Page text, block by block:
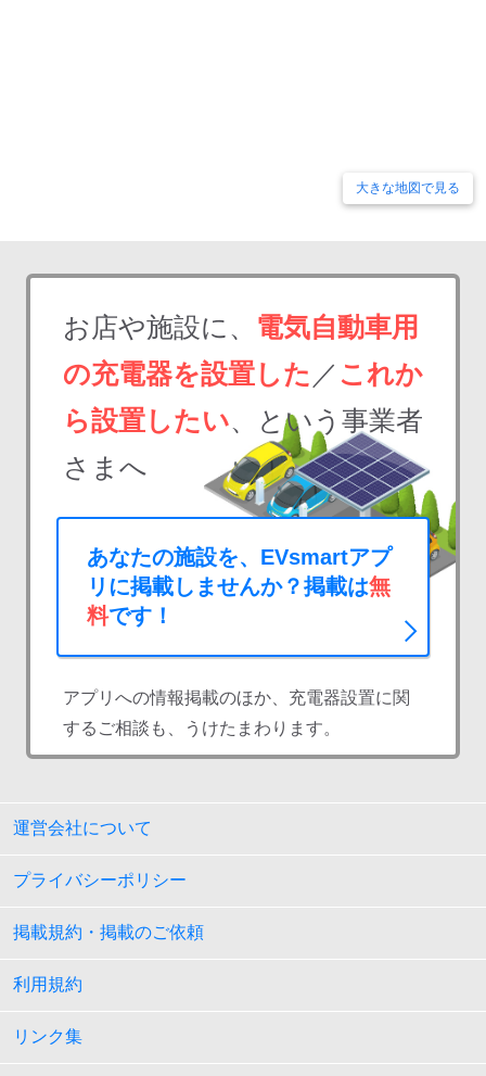
大きな地図で見る
お店や施設に、 電気自動車用
の充電器を設置した ／ これか
ら設置したい、という事業者
さまへ
あなたの施設を、EVsmartアプ
リに掲載しませんか？掲載は無
料です！
アプリへの情報掲載のほか、充電器設置に関
するご相談も、うけたまわります。
運営会社について
プライバシーポリシー
掲載規約・掲載のご依頼
利用規約
リンク集